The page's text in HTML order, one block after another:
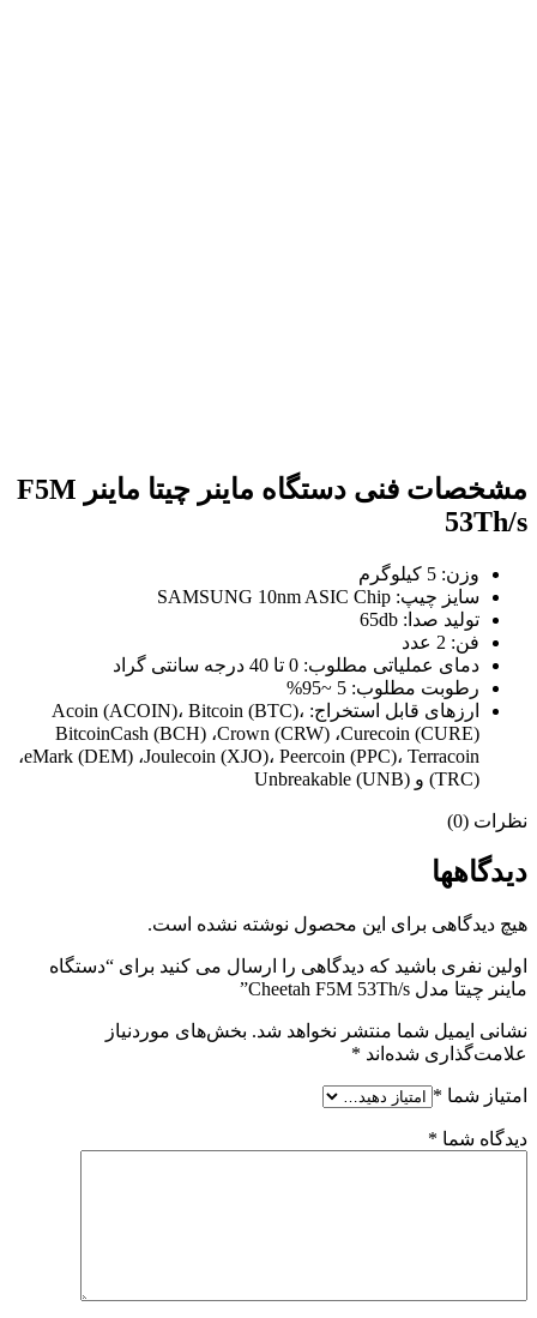
مشخصات فنی دستگاه ماینر چیتا ماینر F5M
53Th/s
وزن: 5 کیلوگرم
سایز چیپ: SAMSUNG 10nm ASIC Chip
تولید صدا: 65db
فن: 2 عدد
دمای عملیاتی مطلوب: 0 تا 40 درجه سانتی گراد
رطوبت مطلوب: 5 ~95%
ارزهای قابل استخراج: Acoin (ACOIN)، Bitcoin (BTC)،
BitcoinCash (BCH) ،Crown (CRW) ،Curecoin (CURE)
،eMark (DEM) ،Joulecoin (XJO)، Peercoin (PPC)، Terracoin
(TRC) و Unbreakable (UNB)
نظرات (0)
دیدگاهها
هیچ دیدگاهی برای این محصول نوشته نشده است.
اولین نفری باشید که دیدگاهی را ارسال می کنید برای “دستگاه
ماینر چیتا مدل Cheetah F5M 53Th/s”
نشانی ایمیل شما منتشر نخواهد شد. بخش‌های موردنیاز
علامت‌گذاری شده‌اند *
امتیاز شما *
دیدگاه شما *